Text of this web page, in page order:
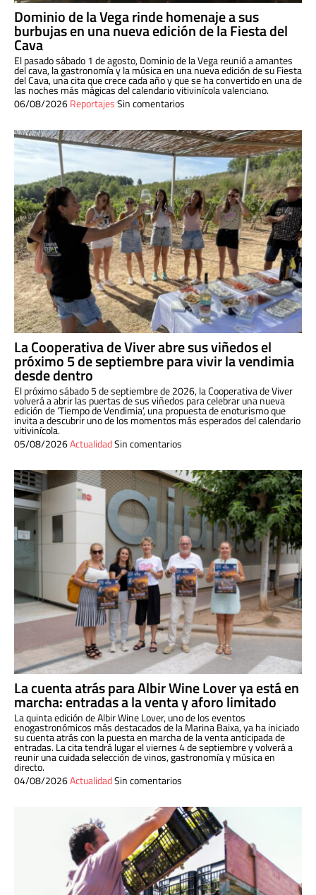
Dominio de la Vega rinde homenaje a sus
burbujas en una nueva edición de la Fiesta del
Cava
El pasado sábado 1 de agosto, Dominio de la Vega reunió a amantes
del cava, la gastronomía y la música en una nueva edición de su Fiesta
del Cava, una cita que crece cada año y que se ha convertido en una de
las noches más mágicas del calendario vitivinícola valenciano.
06/08/2026ReportajesSin comentarios
La Cooperativa de Viver abre sus viñedos el
próximo 5 de septiembre para vivir la vendimia
desde dentro
El próximo sábado 5 de septiembre de 2026, la Cooperativa de Viver
volverá a abrir las puertas de sus viñedos para celebrar una nueva
edición de ‘Tiempo de Vendimia’, una propuesta de enoturismo que
invita a descubrir uno de los momentos más esperados del calendario
vitivinícola.
05/08/2026ActualidadSin comentarios
La cuenta atrás para Albir Wine Lover ya está en
marcha: entradas a la venta y aforo limitado
La quinta edición de Albir Wine Lover, uno de los eventos
enogastronómicos más destacados de la Marina Baixa, ya ha iniciado
su cuenta atrás con la puesta en marcha de la venta anticipada de
entradas. La cita tendrá lugar el viernes 4 de septiembre y volverá a
reunir una cuidada selección de vinos, gastronomía y música en
directo.
04/08/2026ActualidadSin comentarios